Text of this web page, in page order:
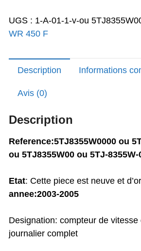
vitesse
WR
F
complet
Yamaha
rare
UGS : 1-A-01-1-v-ou
WR 450 F
Description Informations
Avis (0)
Description
Reference:5TJ8355W0000 ou
ou 5TJ8355W00 ou 5TJ-8355W-
Etat: Cette piece est neuve et
annee:2003-2005
Designation: compteur de vitesse
journalier complet